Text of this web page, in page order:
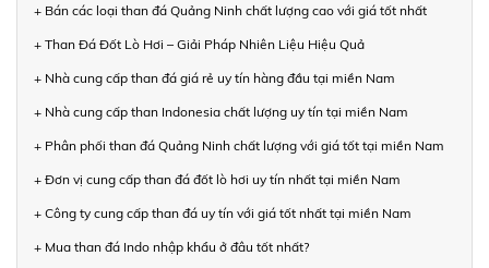
+ Bán các loại than đá Quảng Ninh chất lượng cao với giá tốt nhất
+ Than Đá Đốt Lò Hơi – Giải Pháp Nhiên Liệu Hiệu Quả
+ Nhà cung cấp than đá giá rẻ uy tín hàng đầu tại miền Nam
+ Nhà cung cấp than Indonesia chất lượng uy tín tại miền Nam
+ Phân phối than đá Quảng Ninh chất lượng với giá tốt tại miền Nam
+ Đơn vị cung cấp than đá đốt lò hơi uy tín nhất tại miền Nam
+ Công ty cung cấp than đá uy tín với giá tốt nhất tại miền Nam
+ Mua than đá Indo nhập khẩu ở đâu tốt nhất?